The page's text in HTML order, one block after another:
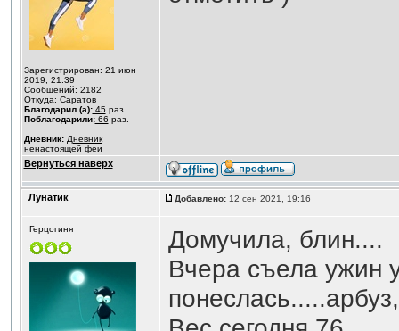
Зарегистрирован: 21 июн
2019, 21:39
Сообщений: 2182
Откуда: Саратов
Благодарил (а):45 раз.
Поблагодарили:66 раз.
Дневник: Дневник
ненастоящей феи
Вернуться наверх
Лунатик Добавлено:12 сен 2021, 19:16
Герцогиня
Домучила, блин....
Вчера съела ужин